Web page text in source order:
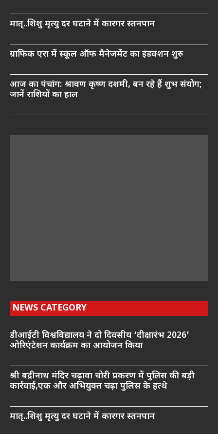
मातृ..शिशु मृत्यु दर घटाने में कारगर स्तनपान
ग्राफिक एरा में स्कूल ऑफ मैनेजमेंट का इंडक्शन शुरु
आज का पंचांग: श्रावण कृष्ण दशमी, बन रहे हैं शुभ संयोग;
जानें राशियों का हाल
NEWS CATEGORY
डीआईटी विश्वविद्यालय ने दो दिवसीय ‘दीक्षारंभ 2026’
ओरिएंटेशन कार्यक्रम का आयोजन किया
श्री बद्रीनाथ मंदिर चढ़ावा चोरी प्रकरण में पुलिस की बड़ी
कार्रवाई,एक और अभियुक्त चढ़ा पुलिस के हत्थे
मातृ..शिशु मृत्यु दर घटाने में कारगर स्तनपान